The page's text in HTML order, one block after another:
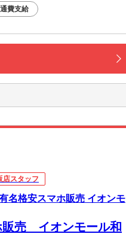
費支給
店スタッフ
名格安スマホ販売 イオンモ
販売 イオンモール和